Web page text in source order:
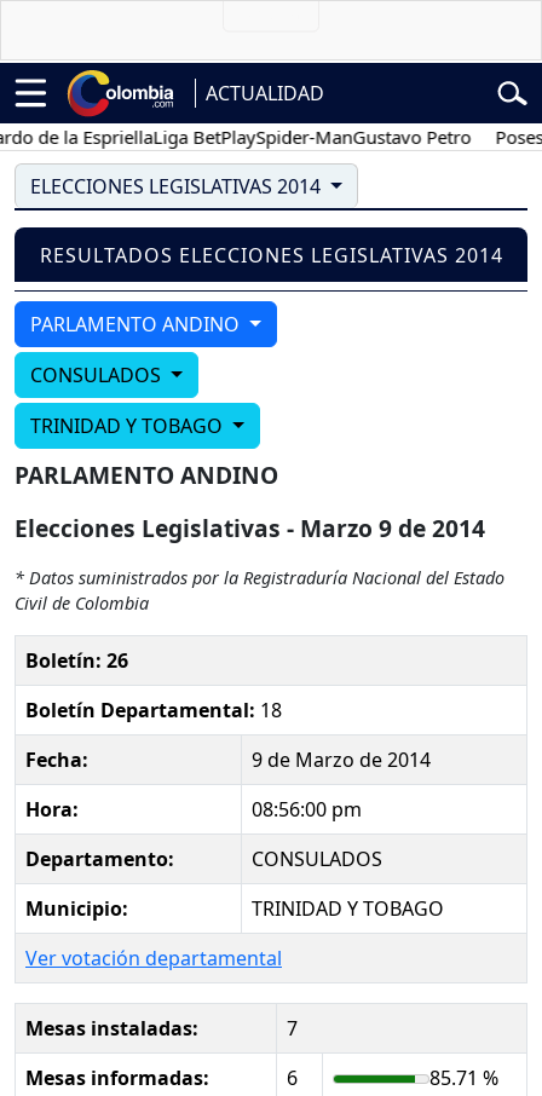
ACTUALIDAD
de la EspriellaLiga BetPlaySpider-ManGustavo Petro
ELECCIONES LEGISLATIVAS 2014
RESULTADOS ELECCIONES LEGISLATIVAS 2014
PARLAMENTO ANDINO
CONSULADOS
TRINIDAD Y TOBAGO
PARLAMENTO ANDINO
Elecciones Legislativas - Marzo 9 de 2014
* Datos suministrados por la Registraduría Nacional del Estado
Civil de Colombia
Boletín: 26
Boletín Departamental: 18
Fecha:
9 de Marzo de 2014
Hora:
08:56:00 pm
Departamento:
CONSULADOS
Municipio:
TRINIDAD Y TOBAGO
Ver votación departamental
Mesas instaladas:
7
Mesas informadas:
6
85.71 %